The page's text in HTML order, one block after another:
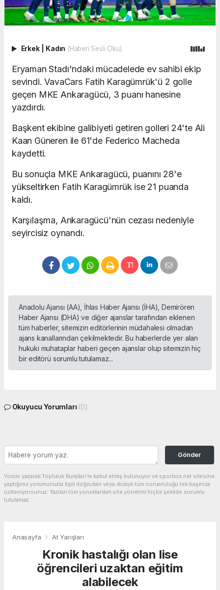
Erkek Kadın (Haberi Sesli Oku)
Eryaman Stadı'ndaki mücadelede ev sahibi ekip
sevindi. VavaCars Fatih Karagümrük'ü 2 golle
geçen MKE Ankaragücü, 3 puanı hanesine
yazdırdı.
Başkent ekibine galibiyeti getiren golleri 24'te Ali
Kaan Güneren ile 61'de Federico Macheda
kaydetti.
Bu sonuçla MKE Ankaragücü, puanını 28'e
yükseltirken Fatih Karagümrük ise 21 puanda
kaldı.
Karşılaşma, Ankaragücü'nün cezası nedeniyle
seyircisiz oynandı.
Anadolu Ajansı (AA), İhlas Haber Ajansı (İHA), Demirören
Haber Ajansı (DHA) ve diğer ajanslar tarafından eklenen
tüm haberler, sitemizin editörlerinin müdahalesi olmadan
ajans kanallarından çekilmektedir. Bu haberlerde yer alan
hukuki muhataplar haberi geçen ajanslar olup sitemizin hiç
bir editörü sorumlu tutulamaz...
Okuyucu Yorumları (0)
Gönder
Yorum yazarak Topluluk Kuralları’nı kabul etmiş bulunuyor ve sporbox.net sitesine
yaptığınız yorumunuzla ilgili doğrudan veya dolaylı tüm sorumluluğu tek başınıza
üstleniyorsunuz. Yazılan tüm yorumlardan site yönetimi hiçbir şekilde sorumlu
tutulamaz.
Anasayfa At Yarışları
Kronik hastalığı olan lise
öğrencileri uzaktan eğitim
alabilecek